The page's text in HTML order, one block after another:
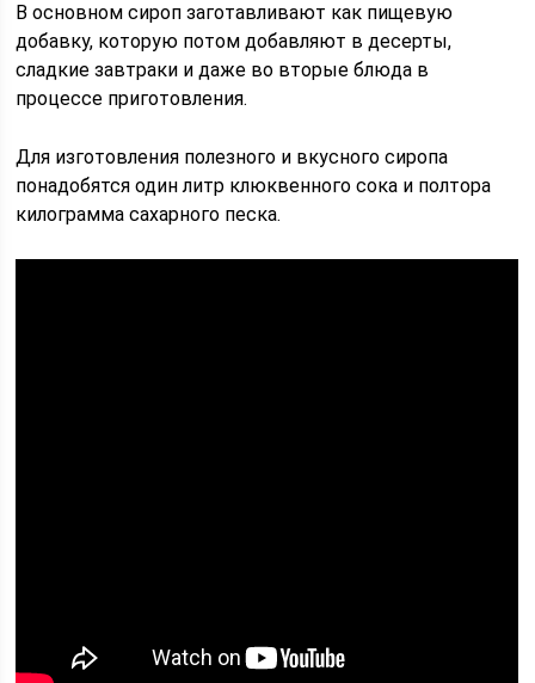
В основном сироп заготавливают как пищевую
добавку, которую потом добавляют в десерты,
сладкие завтраки и даже во вторые блюда в
процессе приготовления.
Для изготовления полезного и вкусного сиропа
понадобятся один литр клюквенного сока и полтора
килограмма сахарного песка.